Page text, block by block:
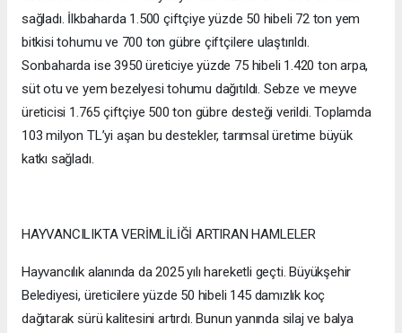
sağladı. İlkbaharda 1.500 çiftçiye yüzde 50 hibeli 72 ton yem
bitkisi tohumu ve 700 ton gübre çiftçilere ulaştırıldı.
Sonbaharda ise 3950 üreticiye yüzde 75 hibeli 1.420 ton arpa,
süt otu ve yem bezelyesi tohumu dağıtıldı. Sebze ve meyve
üreticisi 1.765 çiftçiye 500 ton gübre desteği verildi. Toplamda
103 milyon TL’yi aşan bu destekler, tarımsal üretime büyük
katkı sağladı.
HAYVANCILIKTA VERİMLİLİĞİ ARTIRAN HAMLELER
Hayvancılık alanında da 2025 yılı hareketli geçti. Büyükşehir
Belediyesi, üreticilere yüzde 50 hibeli 145 damızlık koç
dağıtarak sürü kalitesini artırdı. Bunun yanında silaj ve balya